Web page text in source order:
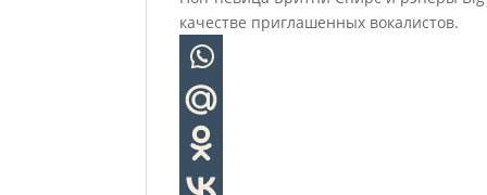
качестве приглашенных вокалистов.